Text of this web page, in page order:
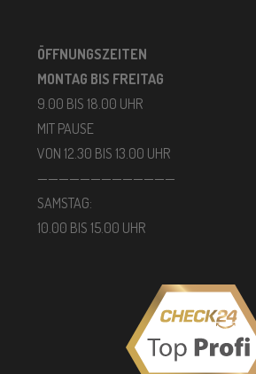
ÖFFNUNGSZEITEN
MONTAG BIS FREITAG
9.00 BIS 18.00 UHR
MIT PAUSE
VON 12.30 BIS 13.00 UHR
—————————————
SAMSTAG:
10.00 BIS 15.00 UHR